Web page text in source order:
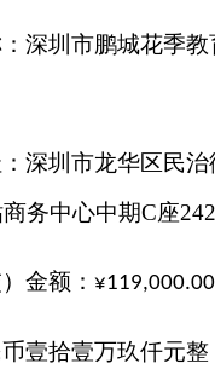
深圳市鹏城花季
深圳市龙华区民
务中心中期C座
金额： ¥119,000.00
壹拾壹万玖仟元整